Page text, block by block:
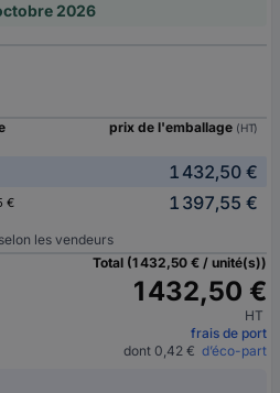
2026
prix de l'emballage (HT)
1 432,50 €
€ 1 397,55 €
les vendeurs
Total (1 432,50 € / unité(s))
1 432,50 €
HT
frais de port
dont 0,42 € d’éco-part